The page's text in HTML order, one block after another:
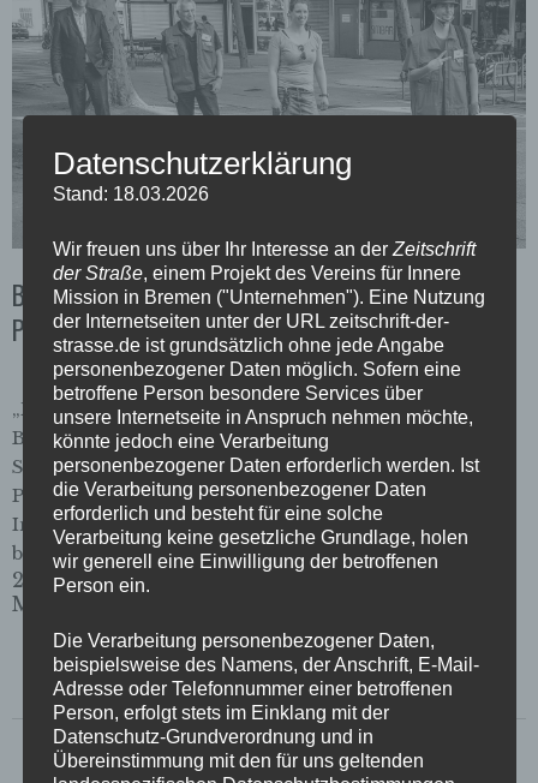
Bürgermeister Bovenschulte macht
Perspektivwechsel
„Für die Zeit nach Corona wünsche ich mir, dass der
Bürgermeister mal selbst eine unserer alternativen
Stadtführungen mitmacht“, das sagte unser
Perspektivwechsel-Tourguide Stefan Gehring im
Interview für unsere aktuelle Corona-Ausgabe. Nun
bekam er diesen Wunsch erfüllt.
29. Juni 2020
Meldung
Datenschutzerklärung
Stand: 18.03.2026
Wir freuen uns über Ihr Interesse an der Zeitschrift
der Straße, einem Projekt des Vereins für Innere
Mission in Bremen ("Unternehmen"). Eine Nutzung
der Internetseiten unter der URL zeitschrift-der-
strasse.de ist grundsätzlich ohne jede Angabe
personenbezogener Daten möglich. Sofern eine
betroffene Person besondere Services über
unsere Internetseite in Anspruch nehmen möchte,
könnte jedoch eine Verarbeitung
personenbezogener Daten erforderlich werden. Ist
die Verarbeitung personenbezogener Daten
erforderlich und besteht für eine solche
Verarbeitung keine gesetzliche Grundlage, holen
wir generell eine Einwilligung der betroffenen
Person ein.
Die Verarbeitung personenbezogener Daten,
beispielsweise des Namens, der Anschrift, E-Mail-
Adresse oder Telefonnummer einer betroffenen
Person, erfolgt stets im Einklang mit der
Datenschutz-Grundverordnung und in
Übereinstimmung mit den für uns geltenden